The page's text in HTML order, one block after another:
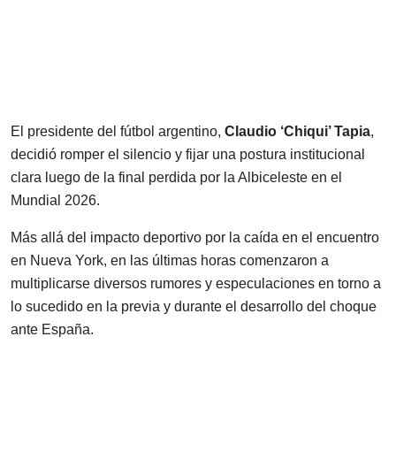
El presidente del fútbol argentino, Claudio ‘Chiqui’ Tapia,
decidió romper el silencio y fijar una postura institucional
clara luego de la final perdida por la Albiceleste en el
Mundial 2026.
Más allá del impacto deportivo por la caída en el encuentro
en Nueva York, en las últimas horas comenzaron a
multiplicarse diversos rumores y especulaciones en torno a
lo sucedido en la previa y durante el desarrollo del choque
ante España.